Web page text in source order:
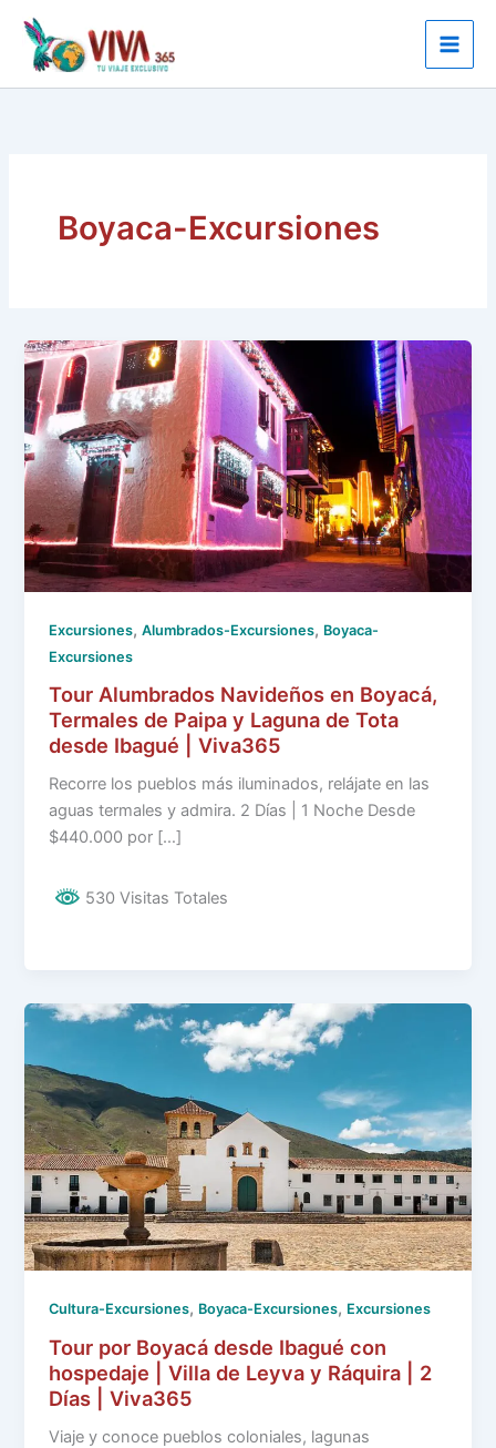
contenido
Boyaca-Excursiones
Excursiones,Alumbrados-Excursiones, Boyaca-
Excursiones
Tour Alumbrados Navideños en Boyacá,
Termales de Paipa y Laguna de Tota
desde Ibagué | Viva365
Recorre los pueblos más iluminados, relájate en las
aguas termales y admira. 2 Días | 1 Noche Desde
$440.000 por […]
530 Visitas Totales
Cultura-Excursiones, Boyaca-Excursiones, Excursiones
Tour por Boyacá desde Ibagué con
hospedaje | Villa de Leyva y Ráquira | 2
Días | Viva365
Viaje y conoce pueblos coloniales, lagunas